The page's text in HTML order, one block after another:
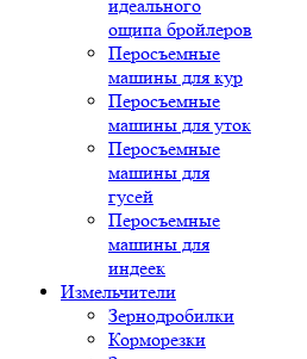
идеального
ощипа бройлеров
Перосъемные
машины для кур
Перосъемные
машины для уток
Перосъемные
машины для
гусей
Перосъемные
машины для
индеек
Измельчители
Зернодробилки
Корморезки